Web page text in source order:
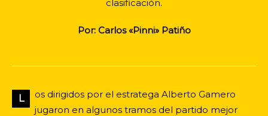
clasificación.
Por: Carlos «Pinni» Patiño
L
os dirigidos por el estratega Alberto Gamero
jugaron en algunos tramos del partido mejor